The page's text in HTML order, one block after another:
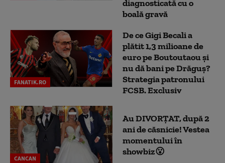
diagnosticată cu o
boală gravă
FANATIK.RO
De ce Gigi Becali a
plătit 1,3 milioane de
euro pe Boutoutaou și
nu dă bani pe Drăguș?
Strategia patronului
FCSB. Exclusiv
CANCAN
Au DIVORȚAT, după 2
ani de căsnicie! Vestea
momentului în
showbiz😮